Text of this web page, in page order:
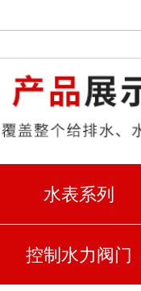
水表系列
控制水力阀门